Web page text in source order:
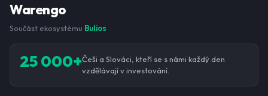
Warengo
Součást ekosystému Bulios
25 000+Češi a Slováci, kteří se s námi každý den
vzdělávají v investování.